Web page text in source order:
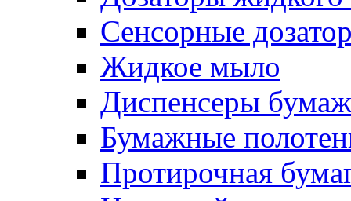
Сенсорные
Жидкое мыло
Диспенсеры
Бумажные
Протирочная